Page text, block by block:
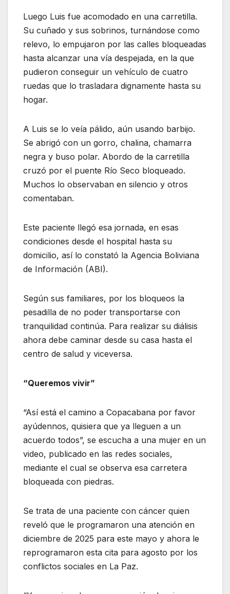
Luego Luis fue acomodado en una carretilla.
Su cuñado y sus sobrinos, turnándose como
relevo, lo empujaron por las calles bloqueadas
hasta alcanzar una vía despejada, en la que
pudieron conseguir un vehículo de cuatro
ruedas que lo trasladara dignamente hasta su
hogar.
A Luis se lo veía pálido, aún usando barbijo.
Se abrigó con un gorro, chalina, chamarra
negra y buso polar. Abordo de la carretilla
cruzó por el puente Río Seco bloqueado.
Muchos lo observaban en silencio y otros
comentaban.
Este paciente llegó esa jornada, en esas
condiciones desde el hospital hasta su
domicilio, así lo constató la Agencia Boliviana
de Información (ABI).
Según sus familiares, por los bloqueos la
pesadilla de no poder transportarse con
tranquilidad continúa. Para realizar su diálisis
ahora debe caminar desde su casa hasta el
centro de salud y viceversa.
“Queremos vivir”
“Así está el camino a Copacabana por favor
ayúdennos, quisiera que ya lleguen a un
acuerdo todos”, se escucha a una mujer en un
video, publicado en las redes sociales,
mediante el cual se observa esa carretera
bloqueada con piedras.
Se trata de una paciente con cáncer quien
reveló que le programaron una atención en
diciembre de 2025 para este mayo y ahora le
reprogramaron esta cita para agosto por los
conflictos sociales en La Paz.